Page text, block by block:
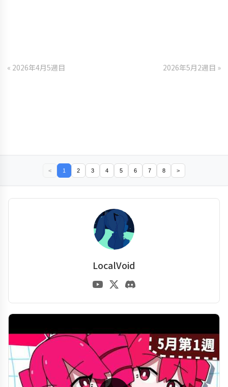
« 2026年4月5週目 2026年5月2週目 »
< 1 2 3 4 5 6 7 8 >
LocalVoid